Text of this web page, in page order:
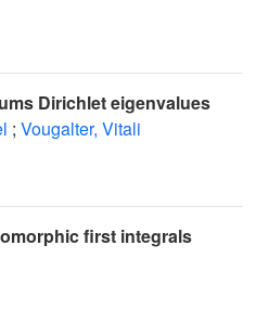
Dirichlet eigenvalues
; Vougalter, Vitali
first integrals